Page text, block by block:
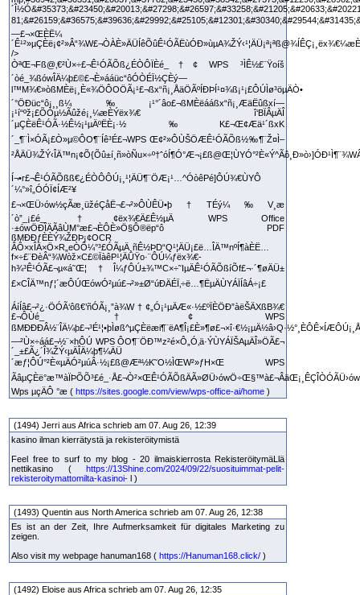
ÒªŒ¬Fß@‚€²Ù×÷£¬Ê¹ÓÃÕß¿ÉÒÔÏÈé_†¢ WPS ³ÌÊ½£¨Ÿoíš
´òé_¾ßówÎÄ¼þ£©£¬È»ááüc“ôÓÒÉÏ½ÇÈý—
l™M¾€»òßMÈë¡¸È«¾ÖÔOÖÃ¡¹£¬ßx“ñ¡¸ÅäÖÃºÍÐÞÍ¹¤¾ß¡¹¡£ÔÚÌø³öµÄÒ•
´°ÖÐüc“ô¡¸¸ß¼‰¡¹°´âo£¬ßMÈëááßx“ñ¡¸ÆäËûßxí—
¡¹í“ºž¡£ÕÒµ½Ãûžé¡¸¼æÈÝëx¾€ î‘BÏÂµÄÎ
´µÇÈëÊ¹ÓÃ·½Ê½¡¹µÄºËÈ¡·½‰K£¬Œ¢Æä¹´ßxK
´_¶¨Ì×ÓÃ¡£Ò»µ©ÔO¶¨Íê³É£¬WPS Œ¢²»ÔÙŠÖÆÊ¹ÓÃÕß½‰¶¨Ž¤Ì–
Í¬•r£¬Ê¹ÓÃÕßß€¿ÉÒÔÔÚ¡¸¹¦ÄÜ¶¨ÖÆ¡¹…^ÓòêPé]ÔÚ¾€ÙYÔ
´¼°»î„ÓÓÏ¢ÍÆ²¥
£¬×ŒÜ›ów½çÃæ¸üžéÇåË¬£¬²»ÔÙÊÜ•þ†TÉý¼‰V¸æ
´ò”_¡£é_†¢ëx¾€Ä£Ê½µÄ WPS Office
·±ówÖÐÎÄÃâÙM°æ£¬ÈÔÈ»Ö§Ô®ëp“ô PDF
ßMÐÐƒÈÈÝ¾ŽÐÞ¡¢OCR
ÂÔ×xÎÄ×Ö×R„eÒÔ¼°³£ÓÃµÄ¸ñÊ½ÞD“Q¹¦ÄÜ¡£ë…ÎÄ™nºÍ¶àÈË…
f×÷£¨ÐèÂ“¾Wòž×C£©ÏàêP¹¦ÄÜŸo·¨ÔÚ¼ƒëx¾€­
h¾³Ê¹ÓÃ£¬µ«á˜Œ¦†Î¼ƒÔÚ±¾™C×÷˜IµÄÊ¹ÓÃÕßíÕf£¬·´¶øÄÜ±
£×CÎÄ™nƒ¦´æÔÚŒówÓ²µú£¬²»±Ø“úÐÄÉÏ‚÷ë…¶ËµÄÙYÁÏÍâÁ÷¡£
ÁíÍâ£¬²¿·ÖÓÃ‘ôß€’ñÓÃ¡¸”à¾W†¢„Ó¡¹µÄÆ«·½£ºÏÈÖÐ”àëŠÄXßB¾€
£¬ÔÙé_†¢ WPS
—²Ù×÷áá£¬½¨×hÔÚ WPS ÔO¶¨ÖÐ™z²é×Ô„Ó‚ä·ÝÙYÁÏŠAµÄÎ»ÖÃ£¬
´_±£Ã¿´Î¾ŽÝ‹µÄÎÄ¼þ¶¼ÄÜ
´æƒ¦ÔÚ°²È«µÄÓ²µúÂ·½¡£ß@Æª½K˜O½ÌŒW²»ƒH×Œ WPS
Wps µçÄÔ °æ ( https://sites.google.com/view/wps-office-ai/home )
(1494) Jerri aus Africa schrieb am 07. Aug 26, 12:39
kasino ilman kierrätystä ja rekisteröitymistä
Feel free to surf to my blog - 20 ilmaiskierrosta RekisteröitymäLlä
nettikasino ( https://13Shine.com/2024/09/22/suosituimmat-pelit-
rekisteroitymattomilta-kasinoi- l )
(1493) Quentin aus North America schrieb am 07. Aug 26, 12:38
Es ist an der Zeit, Ihre Aufmerksamkeit für digitales Marketing zu
zeigen.
Also visit my webpage hanuman168 ( https://Hanuman168.click/ )
(1492) Eloise aus Africa schrieb am 07. Aug 26, 12:35